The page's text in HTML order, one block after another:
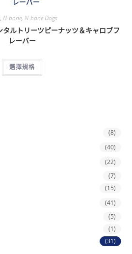
, N-bone, N-bone Dogs
ルトリーツピーナッツ＆キャロブフ
レーバー
選擇規格
(8)
(40)
(22)
(7)
(15)
(41)
(5)
(1)
(31)